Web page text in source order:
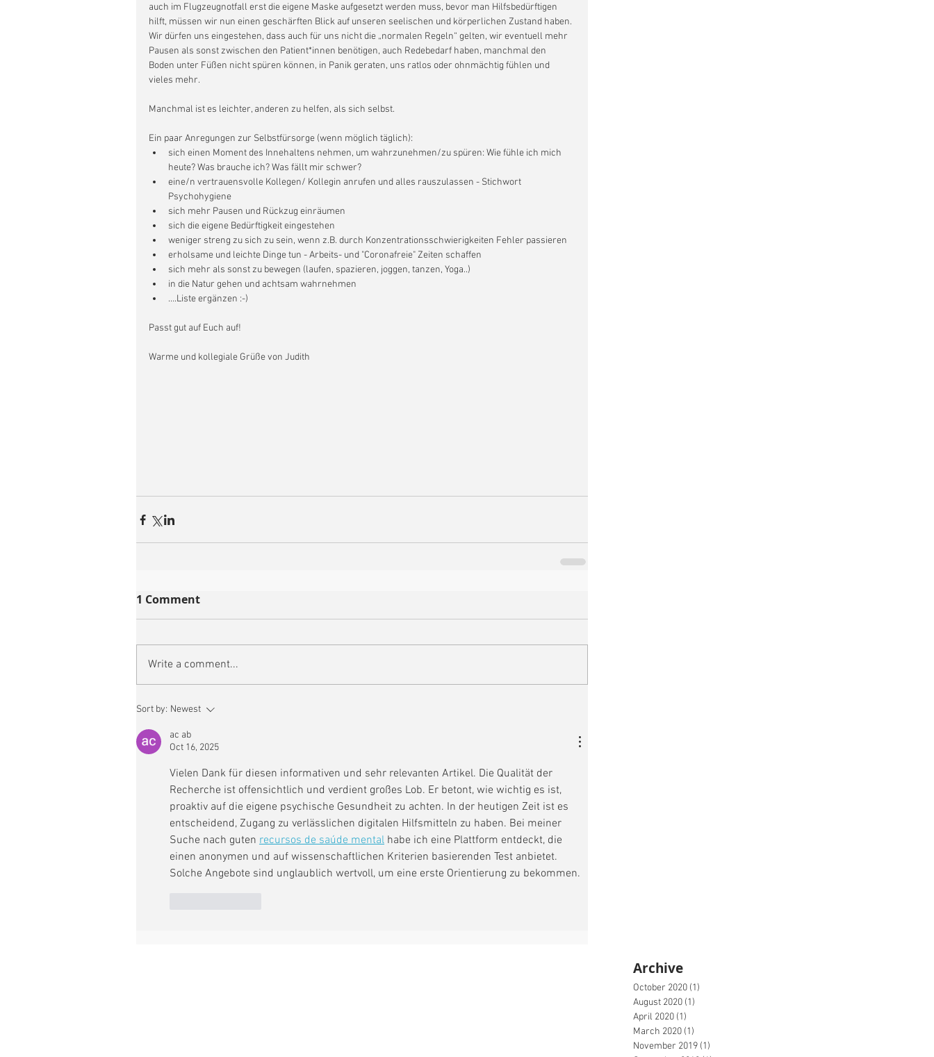
auch im Flugzeugnotfall erst die eigene Maske aufgesetzt werden muss, bevor man Hilfsbedürftigen
hilft, müssen wir nun einen geschärften Blick auf unseren seelischen und körperlichen Zustand haben.
Wir dürfen uns eingestehen, dass auch für uns nicht die „normalen Regeln“ gelten, wir eventuell mehr
Pausen als sonst zwischen den Patient*innen benötigen, auch Redebedarf haben, manchmal den
Boden unter Füßen nicht spüren können, in Panik geraten, uns ratlos oder ohnmächtig fühlen und
vieles mehr.
Manchmal ist es leichter, anderen zu helfen, als sich selbst.
Ein paar Anregungen zur Selbstfürsorge (wenn möglich täglich):
​sich einen Moment des Innehaltens nehmen, um wahrzunehmen/zu spüren: Wie fühle ich mich
heute? Was brauche ich? Was fällt mir schwer?
eine/n vertrauensvolle Kollegen/ Kollegin anrufen und alles rauszulassen - Stichwort
Psychohygiene
sich mehr Pausen und Rückzug einräumen
sich die eigene Bedürftigkeit eingestehen
weniger streng zu sich zu sein, wenn z.B. durch Konzentrationsschwierigkeiten Fehler passieren
erholsame und leichte Dinge tun - Arbeits- und "Coronafreie" Zeiten schaffen
sich mehr als sonst zu bewegen (laufen, spazieren, joggen, tanzen, Yoga..)
in die Natur gehen und achtsam wahrnehmen
….Liste ergänzen :-)
Passt gut auf Euch auf!
Warme und kollegiale Grüße von Judith
1 Comment
Write a comment...
Sort by: Newest
ac ab
Oct 16, 2025
Vielen Dank für diesen informativen und sehr relevanten Artikel. Die Qualität der
Recherche ist offensichtlich und verdient großes Lob. Er betont, wie wichtig es ist,
proaktiv auf die eigene psychische Gesundheit zu achten. In der heutigen Zeit ist es
entscheidend, Zugang zu verlässlichen digitalen Hilfsmitteln zu haben. Bei meiner
Suche nach guten recursos de saúde mental habe ich eine Plattform entdeckt, die
einen anonymen und auf wissenschaftlichen Kriterien basierenden Test anbietet.
Solche Angebote sind unglaublich wertvoll, um eine erste Orientierung zu bekommen.
Archive
October 2020 (1)
August 2020 (1)
April 2020 (1)
March 2020 (1)
November 2019 (1)